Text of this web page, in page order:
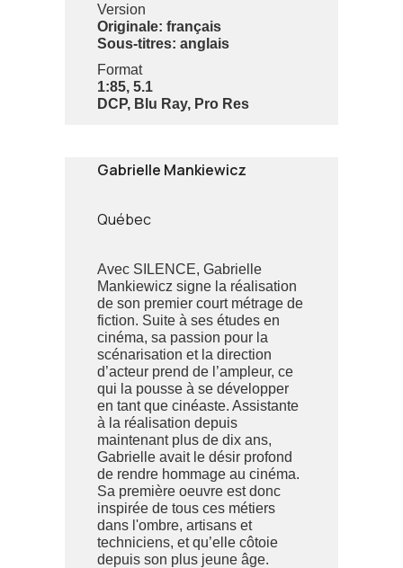
Version
Originale: français
Sous-titres: anglais
Format
1:85, 5.1
DCP, Blu Ray, Pro Res
Gabrielle Mankiewicz
Québec
Avec SILENCE, Gabrielle
Mankiewicz signe la réalisation
de son premier court métrage de
fiction. Suite à ses études en
cinéma, sa passion pour la
scénarisation et la direction
d’acteur prend de l’ampleur, ce
qui la pousse à se développer
en tant que cinéaste. Assistante
à la réalisation depuis
maintenant plus de dix ans,
Gabrielle avait le désir profond
de rendre hommage au cinéma.
Sa première oeuvre est donc
inspirée de tous ces métiers
dans l'ombre, artisans et
techniciens, et qu’elle côtoie
depuis son plus jeune âge.